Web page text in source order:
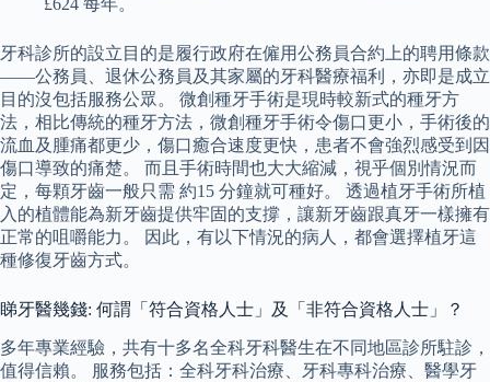
牙科診所的設立目的是履行政府在僱用公務員合約上的聘用條款
——公務員、退休公務員及其家屬的牙科醫療福利，亦即是成立
目的沒包括服務公眾。 微創種牙手術是現時較新式的種牙方
法，相比傳統的種牙方法，微創種牙手術令傷口更小，手術後的
流血及腫痛都更少，傷口癒合速度更快，患者不會強烈感受到因
傷口導致的痛楚。 而且手術時間也大大縮減，視乎個別情況而
定，每顆牙齒一般只需 約15 分鐘就可種好。 透過植牙手術所植
入的植體能為新牙齒提供牢固的支撐，讓新牙齒跟真牙一樣擁有
正常的咀嚼能力。 因此，有以下情況的病人，都會選擇植牙這
種修復牙齒方式。
睇牙醫幾錢: 何謂「符合資格人士」及「非符合資格人士」？
多年專業經驗，共有十多名全科牙科醫生在不同地區診所駐診，
值得信賴。 服務包括：全科牙科治療、牙科專科治療、醫學牙